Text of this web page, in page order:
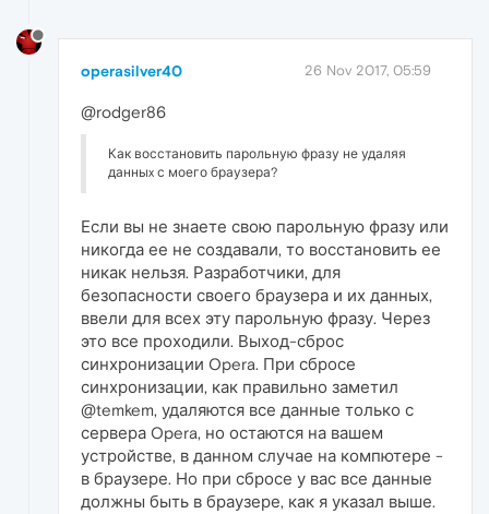
operasilver40 26 Nov 2017, 05:59
@rodger86
Как восстановить парольную фразу не удаляя
данныx с моего браузера?
Если вы не знаете свою парольную фразу или
никогда ее не создавали, то восстановить ее
никак нельзя. Разработчики, для
безопасности своего браузера и их данных,
ввели для всех эту парольную фразу. Через
это все проходили. Выход-сброс
синхронизации Opera. При сбросе
синхронизации, как правильно заметил
@temkem, удаляются все данные только с
сервера Opera, но остаются на вашем
устройстве, в данном случае на компютере -
в браузере. Но при сбросе у вас все данные
должны быть в браузере, как я указал выше.